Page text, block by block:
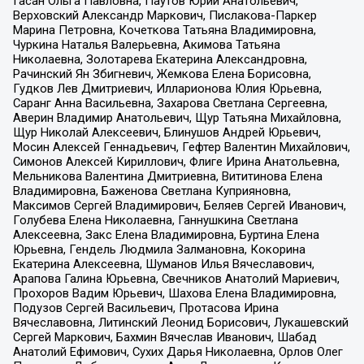
Верховский Александр Маркович, Пислакова-Паркер
Марина Петровна, Кочеткова Татьяна Владимировна,
Чуркина Наталья Валерьевна, Акимова Татьяна
Николаевна, Золотарева Екатерина Александровна,
Рачинский Ян Збигневич, Жемкова Елена Борисовна,
Гудков Лев Дмитриевич, Илларионова Юлия Юрьевна,
Саранг Анна Васильевна, Захарова Светлана Сергеевна,
Аверин Владимир Анатольевич, Щур Татьяна Михайловна,
Щур Николай Алексеевич, Блинушов Андрей Юрьевич,
Мосин Алексей Геннадьевич, Гефтер Валентин Михайлович,
Симонов Алексей Кириллович, Флиге Ирина Анатольевна,
Мельникова Валентина Дмитриевна, Вититинова Елена
Владимировна, Баженова Светлана Куприяновна,
Максимов Сергей Владимирович, Беляев Сергей Иванович,
Голубева Елена Николаевна, Ганнушкина Светлана
Алексеевна, Закс Елена Владимировна, Буртина Елена
Юрьевна, Гендель Людмила Залмановна, Кокорина
Екатерина Алексеевна, Шуманов Илья Вячеславович,
Арапова Галина Юрьевна, Свечников Анатолий Мариевич,
Прохоров Вадим Юрьевич, Шахова Елена Владимировна,
Подузов Сергей Васильевич, Протасова Ирина
Вячеславовна, Литинский Леонид Борисович, Лукашевский
Сергей Маркович, Бахмин Вячеслав Иванович, Шабад
Анатолий Ефимович, Сухих Дарья Николаевна, Орлов Олег